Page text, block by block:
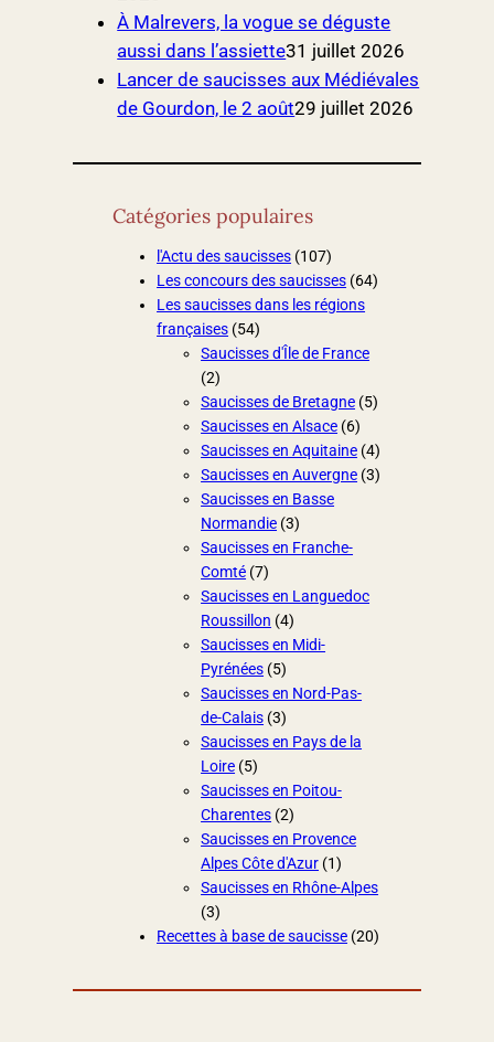
À Malrevers, la vogue se déguste
aussi dans l’assiette31 juillet 2026
Lancer de saucisses aux Médiévales
de Gourdon, le 2 août29 juillet 2026
Catégories populaires
l'Actu des saucisses (107)
Les concours des saucisses (64)
Les saucisses dans les régions
françaises (54)
Saucisses d'Île de France
(2)
Saucisses de Bretagne (5)
Saucisses en Alsace (6)
Saucisses en Aquitaine (4)
Saucisses en Auvergne (3)
Saucisses en Basse
Normandie (3)
Saucisses en Franche-
Comté (7)
Saucisses en Languedoc
Roussillon (4)
Saucisses en Midi-
Pyrénées (5)
Saucisses en Nord-Pas-
de-Calais (3)
Saucisses en Pays de la
Loire (5)
Saucisses en Poitou-
Charentes (2)
Saucisses en Provence
Alpes Côte d'Azur (1)
Saucisses en Rhône-Alpes
(3)
Recettes à base de saucisse (20)